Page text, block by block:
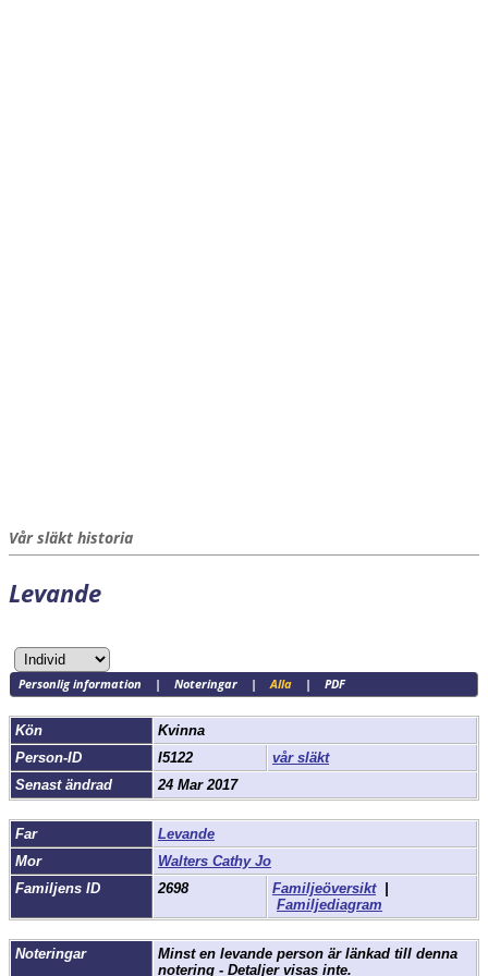
Vår släkt historia
Levande
Personlig information | Noteringar|Alla| PDF
Kön
Kvinna
Person-ID
I5122
vår släkt
Senast ändrad
24 Mar 2017
Far
Levande
Mor
Walters Cathy Jo
Familjens ID
2698 Familjeöversikt|
Familjediagram
Noteringar
Minst en levande person är länkad till denna
notering - Detaljer visas inte.